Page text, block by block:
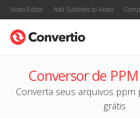
Video Editor Add Subtitles to Video
Conversor de
Converta seus arquivos ppm
grátis